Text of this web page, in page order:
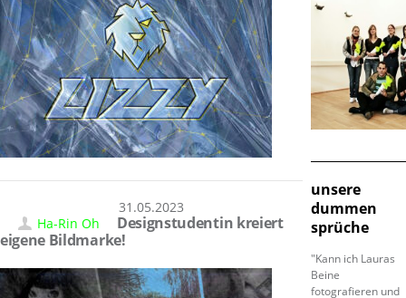
31.05.2023
Ha-Rin Oh
Designstudentin kreiert
eigene Bildmarke!
unsere
dummen
sprüche
"Kann ich Lauras
Beine
fotografieren und